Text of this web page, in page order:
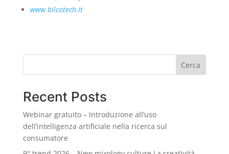
www.bilcotech.it
Cerca
Recent Posts
Webinar gratuito – Introduzione all’uso
dell’intelligenza artificiale nella ricerca sul
consumatore